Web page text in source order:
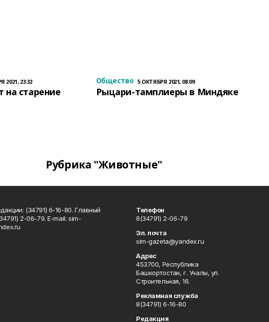
2021, 23:32
на старение
Общество 5 ОКТЯБРЯ 2021, 08:09
Рыцари-тамплиеры в Миндяке
Рубрика "Животные"
(34791) 6-16-80. Главный
2-06-79. Е-mаil: sim-
Телефон
8(34791) 2-06-79
Эл. почта
sim-gazeta@yandex.ru
Адрес
453700, Республика
Башкортостан, г. Учалы, ул.
Строительная, 16.
Рекламная служба
8(34791) 6-16-80
Редакция